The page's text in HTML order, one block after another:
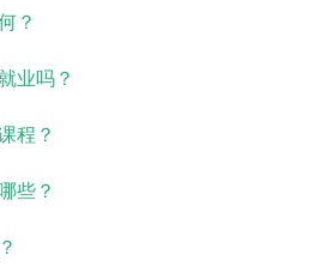
？
业吗？
程？
些？